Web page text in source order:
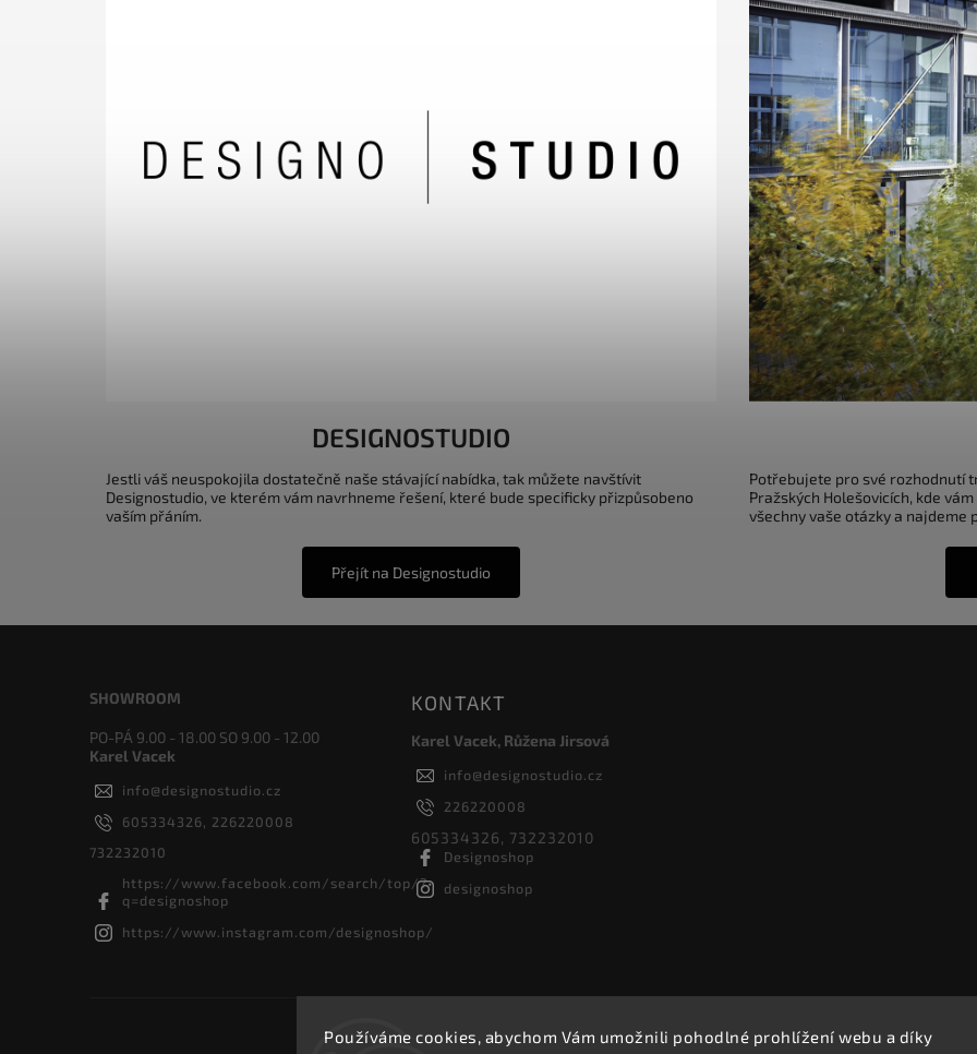
Používáme cookies, abychom Vám umožnili pohodlné prohlížení webu a díky
DESIGNOSTUDIO
Jestli váš neuspokojila dostatečně naše stávající nabídka, tak můžete navštívit
Designostudio, ve kterém vám navrhneme řešení, které bude specificky přizpůsobeno
vaším přáním.
Přejít na Designostudio
Potřebujete pro své rozhodnutí
Pražských Holešovicích, kde
všechny vaše otázky a najdeme
SHOWROOM
PO-PÁ 9.00 - 18.00 SO 9.00 - 12.00
Karel Vacek
info@designostudio.cz
605334326, 226220008
732232010
https://www.facebook.com/search/top/?
q=designoshop
https://www.instagram.com/designoshop/
KONTAKT
Karel Vacek, Růžena Jirsová
info@designostudio.cz
226220008
605334326, 732232010
Designoshop
designoshop
Copyright 2026Designoshop. Všechna práva vyhrazena.